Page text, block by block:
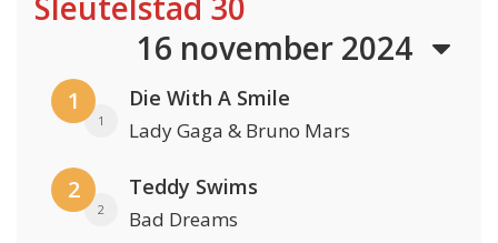
16 november 2024
1
1
Die With A Smile
Lady Gaga & Bruno Mars
2
2
Teddy Swims
Bad Dreams